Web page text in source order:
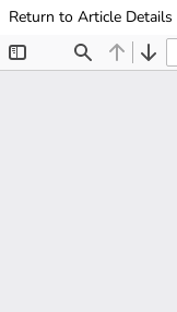
Return to Article Details